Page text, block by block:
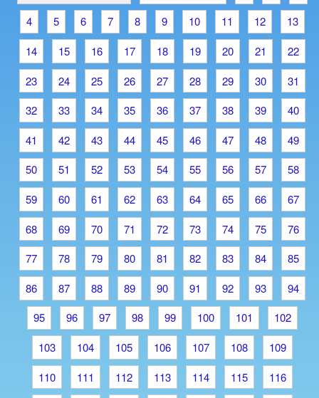
4
5 6 7 8 9 10 11 12
13
14
15 16 17 18 19 20 21
22
23
24 25 26 27 28 29 30
31
32
33 34 35 36 37 38 39
40
41
42 43 44 45 46 47 48
49
50
51 52 53 54 55 56 57
58
59
60 61 62 63 64 65 66
67
68
69 70 71 72 73 74 75
76
77
78 79 80 81 82 83 84
85
86
87 88 89 90 91 92 93
94
95
96 97 98 99 100 101
102
103
104 105 106 107 108
109
110
111 112 113 114 115
116